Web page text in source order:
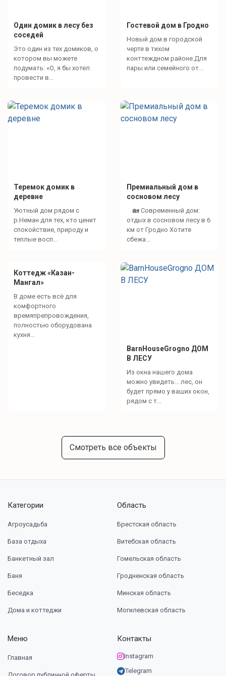
Один домик в лесу без
соседей
Это один из тех домиков, о
котором вы можете
подумать: «О, я бы хотел
провести в...
Гостевой дом в Гродно
Новый дом в городской
черте в тихом
конттеждном районе.Для
пары или семейного от...
Теремок домик в
деревне
Уютный дом рядом с
р.Неман для тех, кто ценит
спокойствие, природу и
теплые восп...
Премиальный дом в
сосновом лесу
🏡 Современный дом:
отдых в сосновом лесу в 6
км от Гродно Хотите
сбежа...
Коттедж «Казан-
Мангал»
В доме есть всё для
комфортного
времяпрепровождения,
полностью оборудована
кухня...
BarnHouseGrogno ДОМ
В ЛЕСУ
Из окна нашего дома
можно увидеть... лес, он
будет прямо у ваших окон,
рядом с т...
Смотреть все объекты
Категории
Агроусадьба
База отдыха
Банкетный зал
Баня
Беседка
Дома и коттеджи
Область
Брестская область
Витебская область
Гомельская область
Гродненская область
Минская область
Могилевская область
Меню
Главная
Контакты
Instagram
Telegram